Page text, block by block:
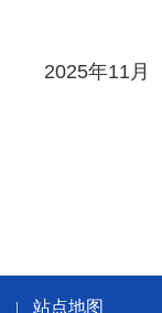
2025年11月
站点地图